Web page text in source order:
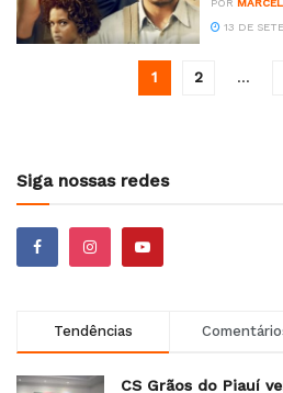
POR
13 DE
1 2 …
Siga nossas redes
Tendências
CS Grãos do Piauí